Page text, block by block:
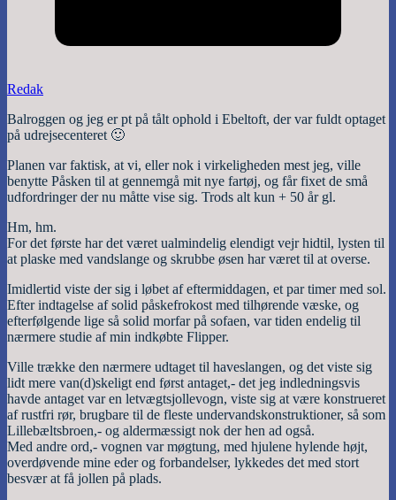
Redak
Balroggen og jeg er pt på tålt ophold i Ebeltoft, der var fuldt optaget
på udrejsecenteret 🙂
Planen var faktisk, at vi, eller nok i virkeligheden mest jeg, ville
benytte Påsken til at gennemgå mit nye fartøj, og får fixet de små
udfordringer der nu måtte vise sig. Trods alt kun + 50 år gl.
Hm, hm.
For det første har det været ualmindelig elendigt vejr hidtil, lysten til
at plaske med vandslange og skrubbe øsen har været til at overse.
Imidlertid viste der sig i løbet af eftermiddagen, et par timer med sol.
Efter indtagelse af solid påskefrokost med tilhørende væske, og
efterfølgende lige så solid morfar på sofaen, var tiden endelig til
nærmere studie af min indkøbte Flipper.
Ville trække den nærmere udtaget til haveslangen, og det viste sig
lidt mere van(d)skeligt end først antaget,- det jeg indledningsvis
havde antaget var en letvægtsjollevogn, viste sig at være konstrueret
af rustfri rør, brugbare til de fleste undervandskonstruktioner, så som
Lillebæltsbroen,- og aldermæssigt nok der hen ad også.
Med andre ord,- vognen var møgtung, med hjulene hylende højt,
overdøvende mine eder og forbandelser, lykkedes det med stort
besvær at få jollen på plads.